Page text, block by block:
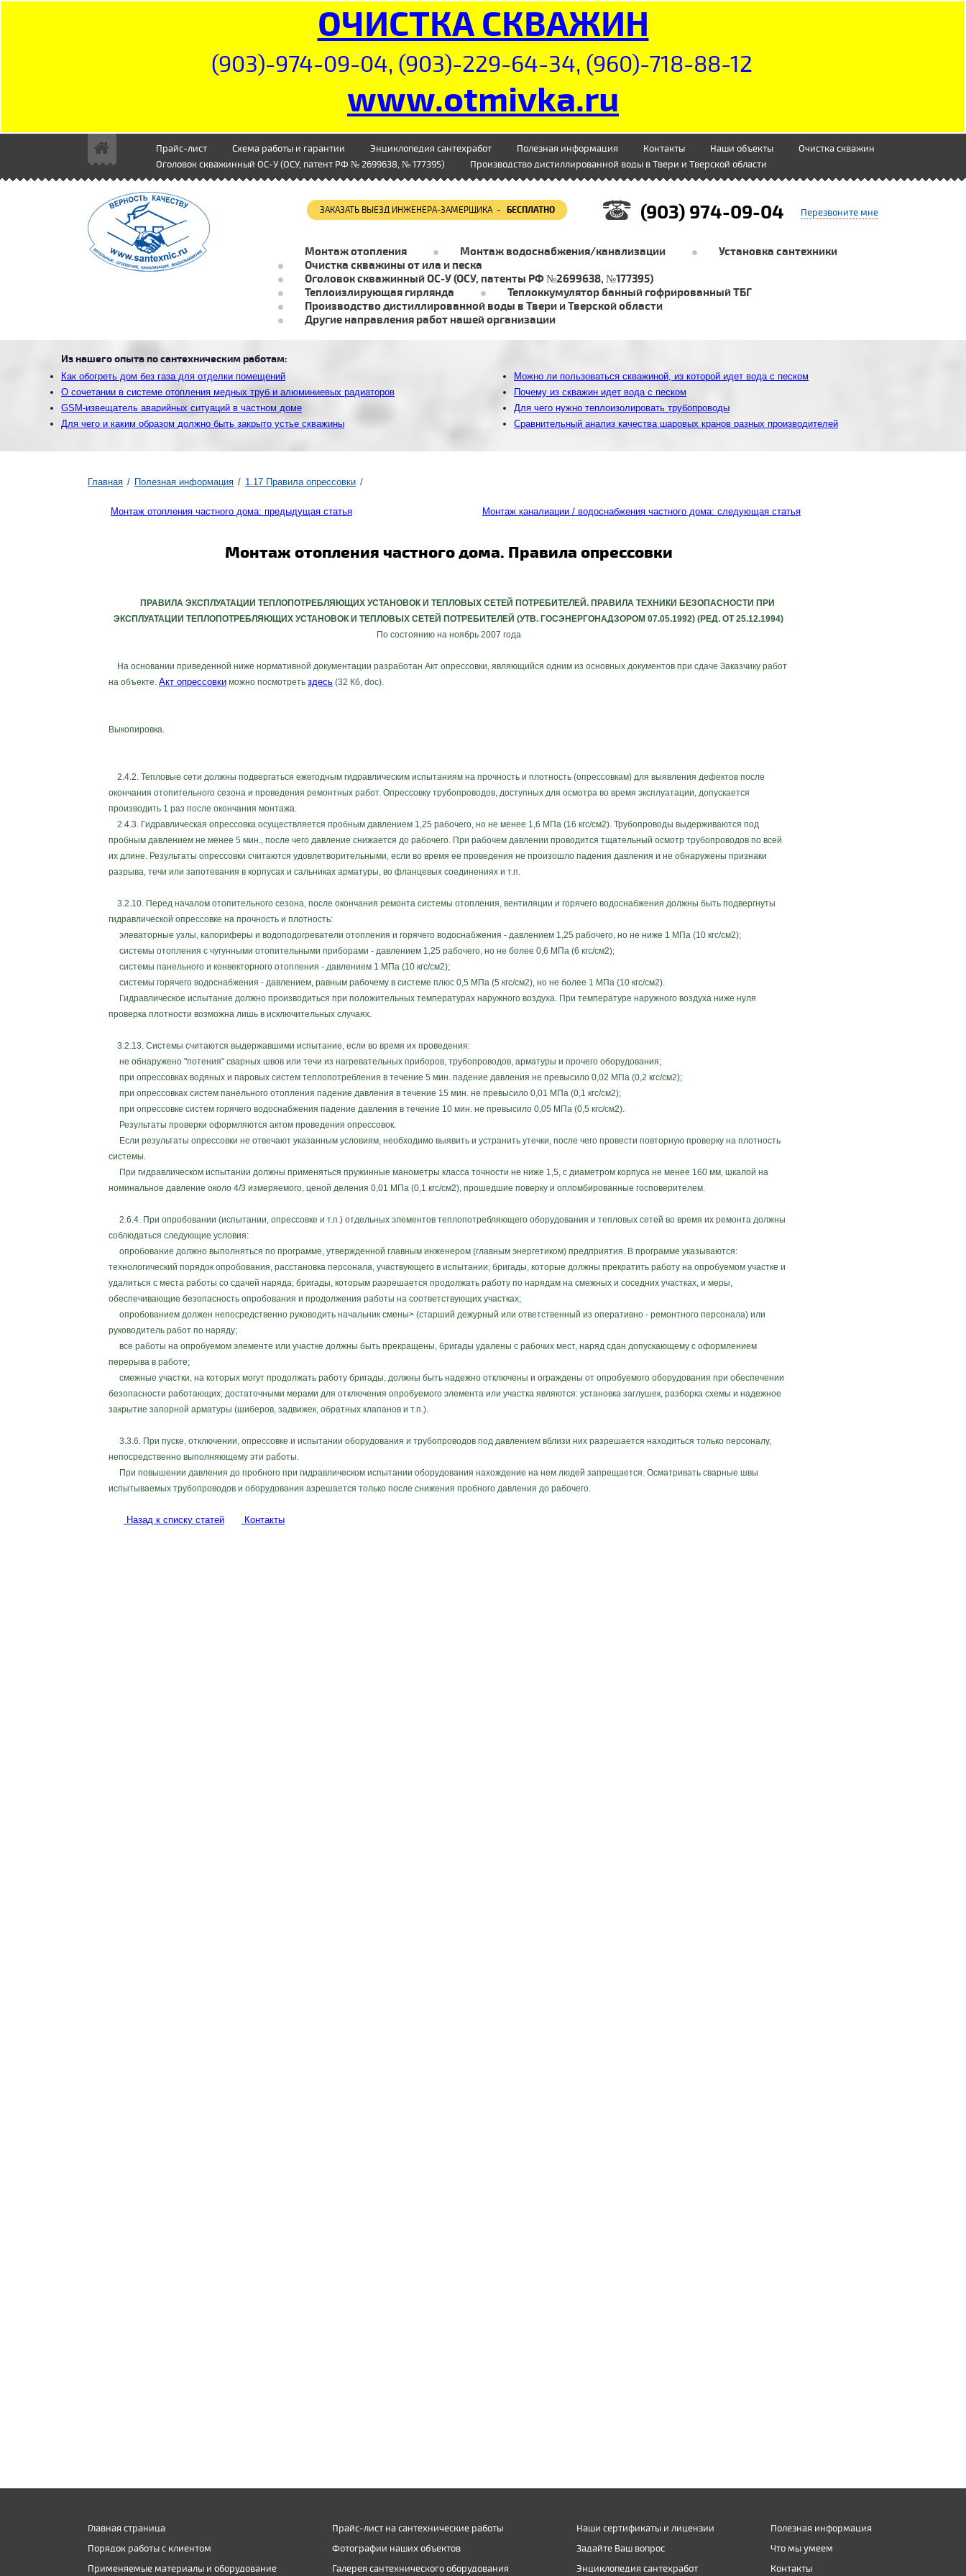
ОЧИСТКА СКВАЖИН
(903)-974-09-04, (903)-229-64-34, (960)-718-88-12
www.otmivka.ru
Главная Полезная информация 1.17 Правила опрессовки
Монтаж отопления частного дома: предыдущая статья Монтаж каналиации / водоснабжения частного дома: следующая статья
Монтаж отопления частного дома. Правила опрессовки
ПРАВИЛА ЭКСПЛУАТАЦИИ ТЕПЛОПОТРЕБЛЯЮЩИХ УСТАНОВОК И ТЕПЛОВЫХ СЕТЕЙ ПОТРЕБИТЕЛЕЙ. ПРАВИЛА ТЕХНИКИ БЕЗОПАСНОСТИ ПРИ
ЭКСПЛУАТАЦИИ ТЕПЛОПОТРЕБЛЯЮЩИХ УСТАНОВОК И ТЕПЛОВЫХ СЕТЕЙ ПОТРЕБИТЕЛЕЙ (УТВ. ГОСЭНЕРГОНАДЗОРОМ 07.05.1992) (РЕД. ОТ 25.12.1994)
По состоянию на ноябрь 2007 года
На основании приведенной ниже нормативной документации разработан Акт опрессовки, являющийся одним из основных документов при сдаче Заказчику работ
на объекте. Акт опрессовки можно посмотреть здесь (32 Кб, doc).
Выкопировка.
2.4.2. Тепловые сети должны подвергаться ежегодным гидравлическим испытаниям на прочность и плотность (опрессовкам) для выявления дефектов после
окончания отопительного сезона и проведения ремонтных работ. Опрессовку трубопроводов, доступных для осмотра во время эксплуатации, допускается
производить 1 раз после окончания монтажа.
2.4.3. Гидравлическая опрессовка осуществляется пробным давлением 1,25 рабочего, но не менее 1,6 МПа (16 кгс/см2). Трубопроводы выдерживаются под
пробным давлением не менее 5 мин., после чего давление снижается до рабочего. При рабочем давлении проводится тщательный осмотр трубопроводов по всей
их длине. Результаты опрессовки считаются удовлетворительными, если во время ее проведения не произошло падения давления и не обнаружены признаки
разрыва, течи или запотевания в корпусах и сальниках арматуры, во фланцевых соединениях и т.п.
3.2.10. Перед началом отопительного сезона, после окончания ремонта системы отопления, вентиляции и горячего водоснабжения должны быть подвергнуты
гидравлической опрессовке на прочность и плотность:
элеваторные узлы, калориферы и водоподогреватели отопления и горячего водоснабжения - давлением 1,25 рабочего, но не ниже 1 МПа (10 кгс/см2);
системы отопления с чугунными отопительными приборами - давлением 1,25 рабочего, но не более 0,6 МПа (6 кгс/см2);
системы панельного и конвекторного отопления - давлением 1 МПа (10 кгс/см2);
системы горячего водоснабжения - давлением, равным рабочему в системе плюс 0,5 МПа (5 кгс/см2), но не более 1 МПа (10 кгс/см2).
Гидравлическое испытание должно производиться при положительных температурах наружного воздуха. При температуре наружного воздуха ниже нуля
проверка плотности возможна лишь в исключительных случаях.
3.2.13. Системы считаются выдержавшими испытание, если во время их проведения:
не обнаружено "потения" сварных швов или течи из нагревательных приборов, трубопроводов, арматуры и прочего оборудования;
при опрессовках водяных и паровых систем теплопотребления в течение 5 мин. падение давления не превысило 0,02 МПа (0,2 кгс/см2);
при опрессовках систем панельного отопления падение давления в течение 15 мин. не превысило 0,01 МПа (0,1 кгс/см2);
при опрессовке систем горячего водоснабжения падение давления в течение 10 мин. не превысило 0,05 МПа (0,5 кгс/см2).
Результаты проверки оформляются актом проведения опрессовок.
Если результаты опрессовки не отвечают указанным условиям, необходимо выявить и устранить утечки, после чего провести повторную проверку на плотность
системы.
При гидравлическом испытании должны применяться пружинные манометры класса точности не ниже 1,5, с диаметром корпуса не менее 160 мм, шкалой на
номинальное давление около 4/3 измеряемого, ценой деления 0,01 МПа (0,1 кгс/см2), прошедшие поверку и опломбированные госповерителем.
2.6.4. При опробовании (испытании, опрессовке и т.п.) отдельных элементов теплопотребляющего оборудования и тепловых сетей во время их ремонта должны
соблюдаться следующие условия:
опробование должно выполняться по программе, утвержденной главным инженером (главным энергетиком) предприятия. В программе указываются:
технологический порядок опробования, расстановка персонала, участвующего в испытании; бригады, которые должны прекратить работу на опробуемом участке и
удалиться с места работы со сдачей наряда; бригады, которым разрешается продолжать работу по нарядам на смежных и соседних участках, и меры,
обеспечивающие безопасность опробования и продолжения работы на соответствующих участках;
опробованием должен непосредственно руководить начальник смены> (старший дежурный или ответственный из оперативно - ремонтного персонала) или
руководитель работ по наряду;
все работы на опробуемом элементе или участке должны быть прекращены, бригады удалены с рабочих мест, наряд сдан допускающему с оформлением
перерыва в работе;
смежные участки, на которых могут продолжать работу бригады, должны быть надежно отключены и ограждены от опробуемого оборудования при обеспечении
безопасности работающих; достаточными мерами для отключения опробуемого элемента или участка являются: установка заглушек, разборка схемы и надежное
закрытие запорной арматуры (шиберов, задвижек, обратных клапанов и т.п.).
3.3.6. При пуске, отключении, опрессовке и испытании оборудования и трубопроводов под давлением вблизи них разрешается находиться только персоналу,
непосредственно выполняющему эти работы.
При повышении давления до пробного при гидравлическом испытании оборудования нахождение на нем людей запрещается. Осматривать сварные швы
испытываемых трубопроводов и оборудования азрешается только после снижения пробного давления до рабочего.
Назад к списку статей Контакты
Прайс-лист Схема работы и гарантии Энциклопедия сантехработ Полезная информация Контакты Наши объекты
Очистка скважин
Оголовок скважинный ОС-У (ОСУ, патент РФ № 2699638, № 177395)
Производство дистиллированной воды в Твери и Тверской области
ЗАКАЗАТЬ ВЫЕЗД ИНЖЕНЕРА-ЗАМЕРЩИКА - БЕСПЛАТНО Перезвоните мне
(903) 974-09-04
Монтаж отопления Монтаж водоснабжения/канализации
Установка сантехники
Очистка скважины от ила и песка
Оголовок скважинный ОС-У (ОСУ, патенты РФ №2699638, №177395)
Теплоизлирующая гирлянда
Теплоккумулятор банный гофрированный ТБГ
Производство дистиллированной воды в Твери и Тверской области
Другие направления работ нашей организации
Из нашего опыта по сантехническим работам:
Как обогреть дом без газа для отделки помещений
О сочетании в системе отопления медных труб и алюминиевых радиаторов
GSM-извещатель аварийных ситуаций в частном доме
Для чего и каким образом должно быть закрыто устье скважины
Можно ли пользоваться скважиной, из которой идет вода с песком
Почему из скважин идет вода с песком
Для чего нужно теплоизолировать трубопроводы
Сравнительный анализ качества шаровых кранов разных производителей
Главная страница
Порядок работы с клиентом
Применяемые материалы и оборудование
Прайс-лист на сантехнические работы
Фотографии наших объектов
Галерея сантехнического оборудования
Наши сертификаты и лицензии
Задайте Ваш вопрос
Энциклопедия сантехработ
Полезная информация
Что мы умеем
Контакты